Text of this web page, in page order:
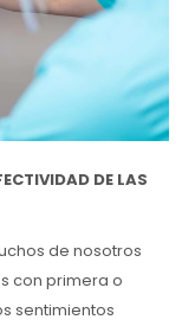
DE LAS
de nosotros
con primera o
sentimientos